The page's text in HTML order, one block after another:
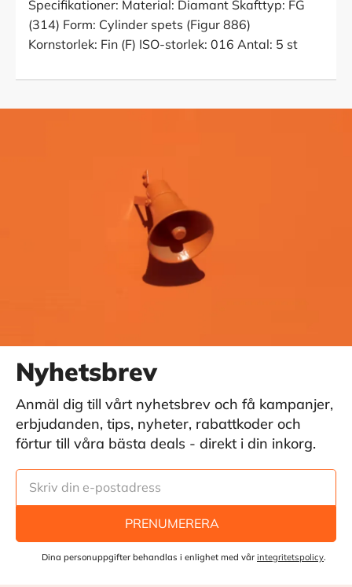
Specifikationer: Material: Diamant Skafttyp: FG
(314) Form: Cylinder spets (Figur 886)
Kornstorlek: Fin (F) ISO-storlek: 016 Antal: 5 st
Nyhetsbrev
Anmäl dig till vårt nyhetsbrev och få kampanjer,
erbjudanden, tips, nyheter, rabattkoder och
förtur till våra bästa deals - direkt i din inkorg.
PRENUMERERA
Dina personuppgifter behandlas i enlighet med vår integritetspolicy.